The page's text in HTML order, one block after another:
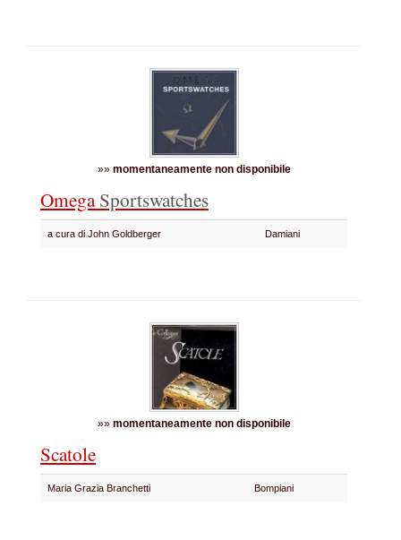
»» momentaneamente non disponibile
OmegaSportswatches
a cura di John Goldberger Damiani
»» momentaneamente non disponibile
Scatole
Maria Grazia Branchetti Bompiani